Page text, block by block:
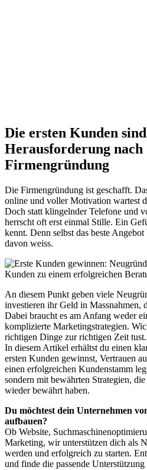
Die ersten Kunden
Herausforderung nach
Firmengründung
Die Firmengründung ist geschafft.
online und voller Motivation wartest
Doch statt klingelnder Telefone und
herrscht oft erst einmal Stille. Ein
kennt. Denn selbst das beste
davon weiss.
An diesem Punkt geben viele
investieren ihr Geld in Massnahmen,
Dabei braucht es am Anfang weder
komplizierte Marketingstrategien.
richtigen Dinge zur richtigen Zeit tust.
In diesem Artikel erhältst du einen
ersten Kunden gewinnst, Vertrauen
einen erfolgreichen Kundenstamm
sondern mit bewährten Strategien,
wieder bewährt haben.
Du möchtest dein Unternehmen
aufbauen?
Ob Website,
Marketing, wir unterstützen dich als
werden und erfolgreich zu starten.
und finde die passende